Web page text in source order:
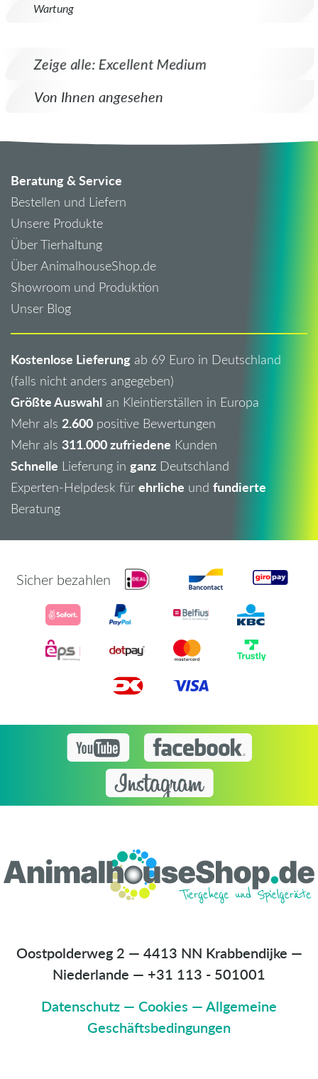
Wartung
Zeige alle: Excellent Medium
Von Ihnen angesehen
Beratung & Service
Bestellen und Liefern
Unsere Produkte
Über Tierhaltung
Über AnimalhouseShop.de
Showroom und Produktion
Unser Blog
Kostenlose Lieferung ab 69 Euro in Deutschland
(falls nicht anders angegeben)
Größte Auswahl an Kleintierställen in Europa
Mehr als 2.600 positive Bewertungen
Mehr als 311.000 zufriedene Kunden
Schnelle Lieferung in ganz Deutschland
Experten-Helpdesk für ehrliche und fundierte
Beratung
Sicher bezahlen
Oostpolderweg 2 — 4413 NN Krabbendijke —
Niederlande — +31 113 - 501001
Datenschutz — Cookies —Allgemeine
Geschäftsbedingungen